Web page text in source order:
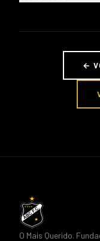
←
O Mais Querido.